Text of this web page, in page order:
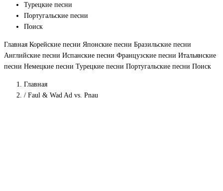
Турецкие песни
Португальские песни
Поиск
Главная Корейские песни Японские песни Бразильские песни
Английские песни Испанские песни Французские песни Итальянские
песни Немецкие песни Турецкие песни Португальские песни Поиск
Главная
/ Faul & Wad Ad vs. Pnau